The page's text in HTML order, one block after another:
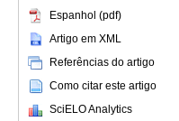
Espanhol (pdf)
Artigo em XML
Referências do artigo
Como citar este artigo
SciELO Analytics